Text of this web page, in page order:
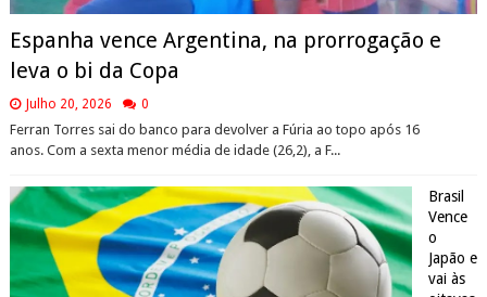
Espanha vence Argentina, na prorrogação e
leva o bi da Copa
Julho 20, 2026 0
Ferran Torres sai do banco para devolver a Fúria ao topo após 16
anos. Com a sexta menor média de idade (26,2), a F...
Brasil
Vence
o
Japão e
vai às